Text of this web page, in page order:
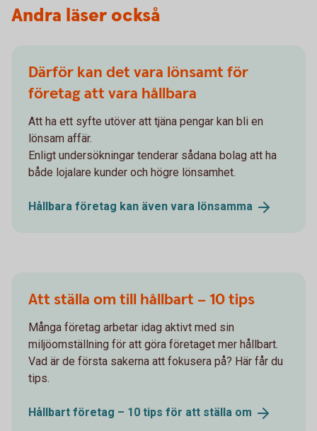
Andra läser också
Därför kan det vara lönsamt för
företag att vara hållbara
Att ha ett syfte utöver att tjäna pengar kan bli en
lönsam affär.
Enligt undersökningar tenderar sådana bolag att ha
både lojalare kunder och högre lönsamhet.
Hållbara företag kan även vara lönsamma
Att ställa om till hållbart – 10 tips
Många företag arbetar idag aktivt med sin
miljöomställning för att göra företaget mer hållbart.
Vad är de första sakerna att fokusera på? Här får du
tips.
Hållbart företag – 10 tips för att ställa om